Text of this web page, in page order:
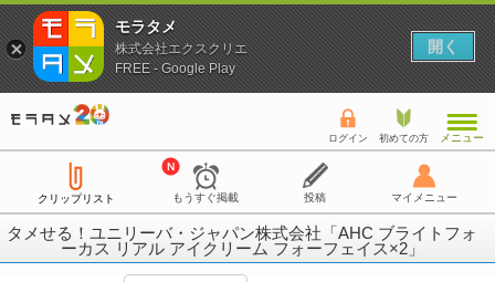
ログイン 初めての方 メニュー
クリップリスト もうすぐ掲載 投稿 マイメニュー
タメせる！ユニリーバ・ジャパン株式会社「AHC ブライトフォ
ーカス リアル アイクリーム フォーフェイス×2」
モラタメ
株式会社エクスクリエ
FREE - Google Play
開く